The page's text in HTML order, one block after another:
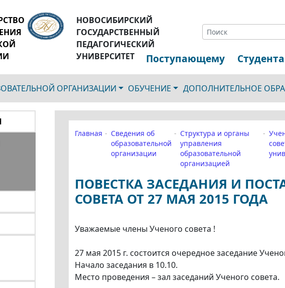
НОВОСИБИРСКИЙ
ГОСУДАРСТВЕННЫЙ
ПЕДАГОГИЧЕСКИЙ
УНИВЕРСИТЕТ
Поступающему
ОРГАНИЗАЦИИ ОБУЧЕНИЕ ДОПОЛНИТЕЛЬНОЕ
Главная
Сведения об
образовательной
организации
Структура и органы
управления
образовательной
организацией
ПОВЕСТКА ЗАСЕДАНИЯ И
СОВЕТА ОТ 27 МАЯ 2015 ГОДА
Уважаемые члены Ученого совета !
27 мая 2015 г. состоится очередное заседание
Начало заседания в 10.10.
Место проведения – зал заседаний Ученого совета.